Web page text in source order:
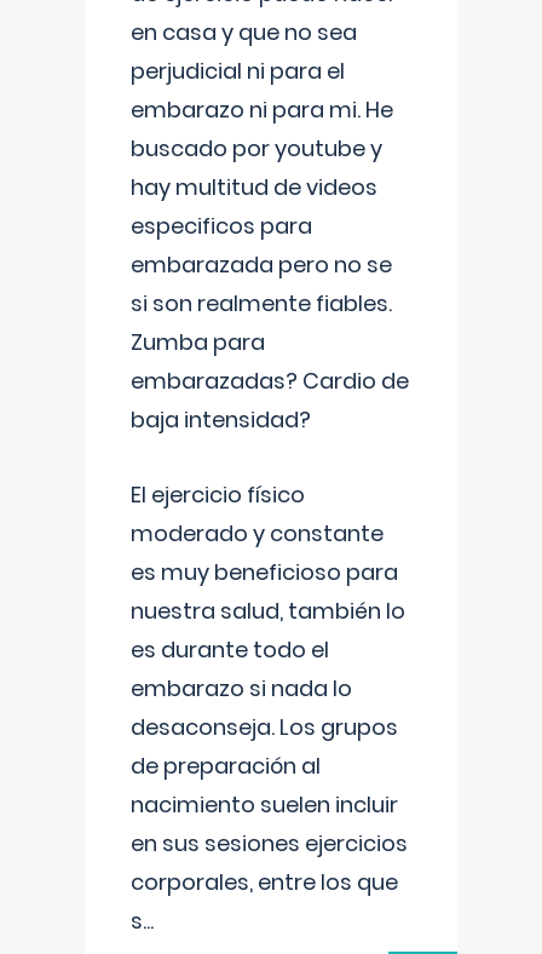
en casa y que no sea
perjudicial ni para el
embarazo ni para mi. He
buscado por youtube y
hay multitud de videos
especificos para
embarazada pero no se
si son realmente fiables.
Zumba para
embarazadas? Cardio de
baja intensidad?
El ejercicio físico
moderado y constante
es muy beneficioso para
nuestra salud, también lo
es durante todo el
embarazo si nada lo
desaconseja. Los grupos
de preparación al
nacimiento suelen incluir
en sus sesiones ejercicios
corporales, entre los que
s...